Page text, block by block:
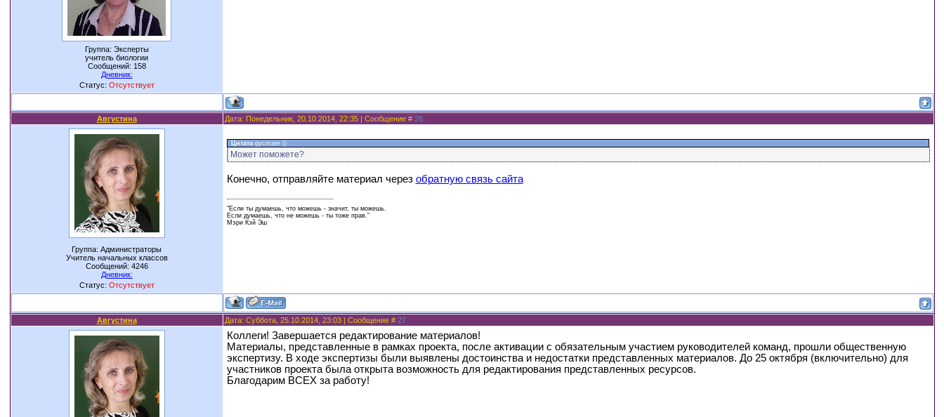
Группа: Эксперты
учитель биологии
Сообщений: 158
Дневник:
Статус: Отсутствует
Августина Дата: Понедельник, 20.10.2014, 22:35 | Сообщение # 26
Группа: Администраторы
Учитель начальных классов
Сообщений: 4246
Дневник:
Статус: Отсутствует
Цитата gycmaer()
Может поможете?
Конечно, отправляйте материал через обратную связь сайта
"Если ты думаешь, что можешь - значит, ты можешь.
Если думаешь, что не можешь - ты тоже прав."
Мэри Кэй Эш
Августина Дата: Суббота, 25.10.2014, 23:03 | Сообщение # 27
Коллеги! Завершается редактирование материалов!
Материалы, представленные в рамках проекта, после активации с обязательным участием руководителей команд, прошли общественную
экспертизу. В ходе экспертизы были выявлены достоинства и недостатки представленных материалов. До 25 октября (включительно) для
участников проекта была открыта возможность для редактирования представленных ресурсов.
Благодарим ВСЕХ за работу!